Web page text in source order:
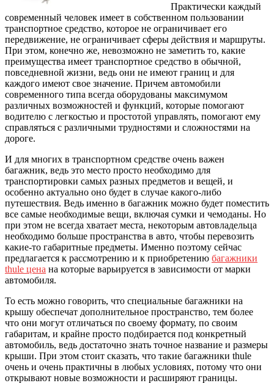
Практически каждый
современный человек имеет в собственном пользовании
транспортное средство, которое не ограничивает его
передвижение, не ограничивает сферы действия и маршруты.
При этом, конечно же, невозможно не заметить то, какие
преимущества имеет транспортное средство в обычной,
повседневной жизни, ведь они не имеют границ и для
каждого имеют свое значение. Причем автомобили
современного типа всегда оборудованы максимумом
различных возможностей и функций, которые помогают
водителю с легкостью и простотой управлять, помогают ему
справляться с различными трудностями и сложностями на
дороге.
И для многих в транспортном средстве очень важен
багажник, ведь это место просто необходимо для
транспортировки самых разных предметов и вещей, и
особенно актуально оно будет в случае какого-либо
путешествия. Ведь именно в багажник можно будет поместить
все самые необходимые вещи, включая сумки и чемоданы. Но
при этом не всегда хватает места, некоторым автовладельца
необходимо больше пространства в авто, чтобы перевозить
какие-то габаритные предметы. Именно поэтому сейчас
предлагается к рассмотрению и к приобретению багажники
thule цена на которые варьируется в зависимости от марки
автомобиля.
То есть можно говорить, что специальные багажники на
крышу обеспечат дополнительное пространство, тем более
что они могут отличаться по своему формату, по своим
габаритам, и крайне просто подбирается под конкретный
автомобиль, ведь достаточно знать точное название и размеры
крыши. При этом стоит сказать, что такие багажники thule
очень и очень практичны в любых условиях, потому что они
открывают новые возможности и расширяют границы.